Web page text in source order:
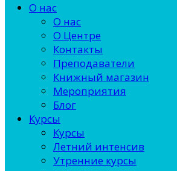
О нас
О нас
О Центре
Контакты
Преподаватели
Книжный магазин
Мероприятия
Блог
Курсы
Курсы
Летний интенсив
Утренние курсы